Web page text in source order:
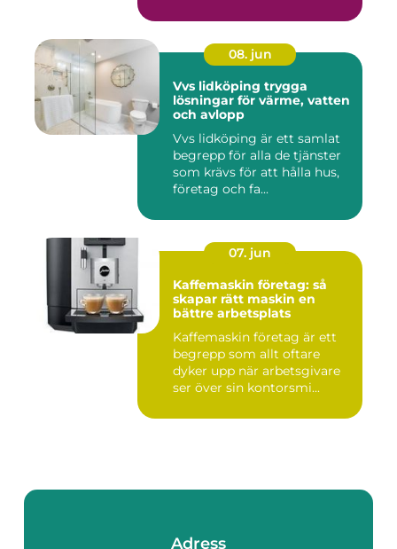
08. jun
Vvs lidköping trygga
lösningar för värme, vatten
och avlopp
Vvs lidköping är ett samlat
begrepp för alla de tjänster
som krävs för att hålla hus,
företag och fa...
07. jun
Kaffemaskin företag: så
skapar rätt maskin en
bättre arbetsplats
Kaffemaskin företag är ett
begrepp som allt oftare
dyker upp när arbetsgivare
ser över sin kontorsmi...
Adress